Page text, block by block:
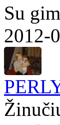
Su
2012-